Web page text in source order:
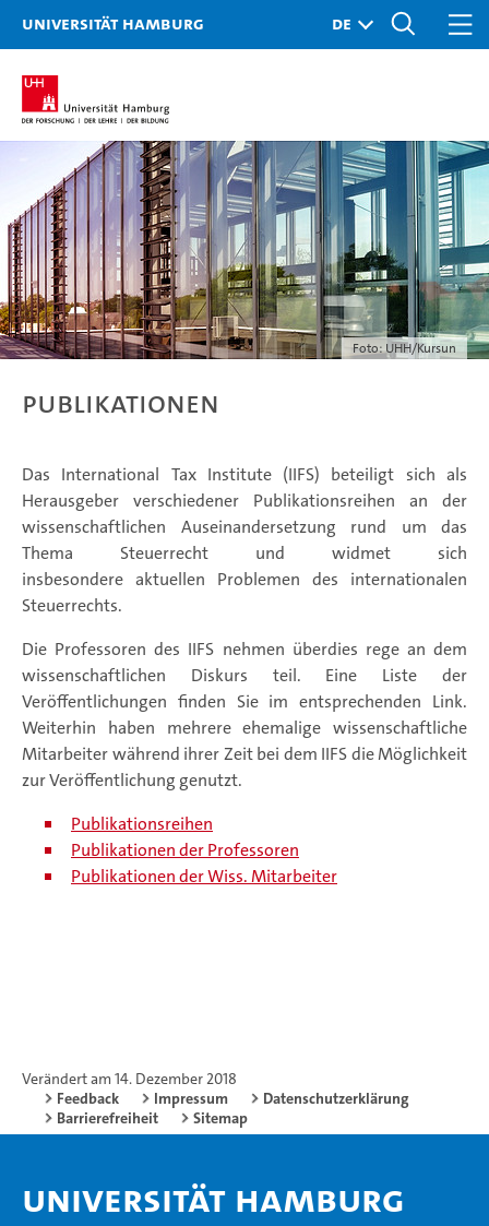
Universität Hamburg
Foto: UHH/Kursun
Publikationen
Das International Tax Institute (IIFS) beteiligt sich als
Herausgeber verschiedener Publikationsreihen an der
wissenschaftlichen Auseinandersetzung rund um das
Thema Steuerrecht und widmet sich
insbesondere aktuellen Problemen des internationalen
Steuerrechts.
Die Professoren des IIFS nehmen überdies rege an dem
wissenschaftlichen Diskurs teil. Eine Liste der
Veröffentlichungen finden Sie im entsprechenden Link.
Weiterhin haben mehrere ehemalige wissenschaftliche
Mitarbeiter während ihrer Zeit bei dem IIFS die Möglichkeit
zur Veröffentlichung genutzt.
Publikationsreihen
Publikationen der Professoren
Publikationen der Wiss. Mitarbeiter
Verändert am 14. Dezember 2018
Feedback
Impressum
Datenschutzerklärung
Barrierefreiheit
Sitemap
Universität Hamburg